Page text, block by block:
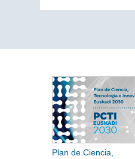
Plan de Ciencia,